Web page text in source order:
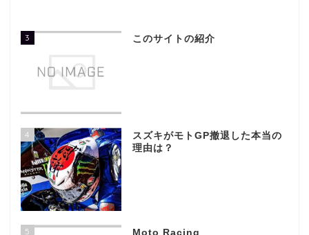
3 このサイトの紹介
4
スズキがモトGP撤退した本当の
理由は？
5 Moto Racing